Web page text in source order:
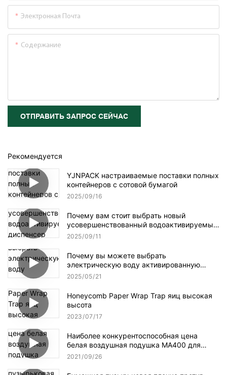
Электронная Почта
Содержание
ОТПРАВИТЬ ЗАПРОС СЕЙЧАС
Рекомендуется
YJNPACK настраиваемые поставки полных
контейнеров с сотовой бумагой
2025 09 16
Почему вам стоит выбрать новый
усовершенствованный водоактивируемый
диспенсер для клейкой ленты NT-AT 3.0?
2025 09 11
Почему вы можете выбрать
электрическую воду активированную
ленточную дозатор?
2025 05 21
Honeycomb Paper Wrap Trap яиц высокая
высота
2023 07 17
Наиболее конкурентоспособная цена
белая воздушная подушка MA400 для
упаковки
2021 09 26